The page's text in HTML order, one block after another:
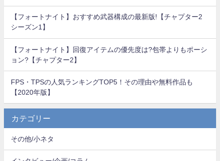
【フォートナイト】おすすめ武器構成の最新版!【チャプター2
シーズン1】
【フォートナイト】回復アイテムの優先度は?包帯よりもポーシ
ョン?【チャプター2】
FPS・TPSの人気ランキングTOP5！その理由や無料作品も
【2020年版】
カテゴリー
その他/小ネタ